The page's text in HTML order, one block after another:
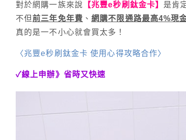
對於網購一族來說 【兆豐e秒刷鈦金卡】 是肯
不但前三年免年費 、網購不限通路最高4%現
真的是一不小心就會買太多！
〈兆豐e秒刷鈦金卡 使用心得攻略合作〉
✓線上申辦》省時又快速